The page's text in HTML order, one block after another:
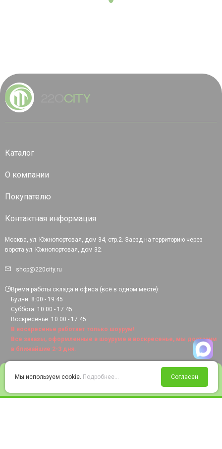
Войти Избранное Корзина
Каталог
О компании
Покупателю
Контактная информация
Москва, ул. Южнопортовая, дом 34, стр.2. Заезд на территорию через
ворота ул. Южнопортовая, дом 32.
shop@220city.ru
Время работы склада и офиса (всё в одном месте):
Будни: 8:00 - 19:45
Суббота: 10:00 - 17:45
Воскресенье: 10:00 - 17:45.
В воскресенье работает только шоурум!
Все заказы, оформленные в шоуруме в воскресенье, мы доставим
в ближайшие 2-3 дня.
Мы используем cookie. Подробнее... Согласен